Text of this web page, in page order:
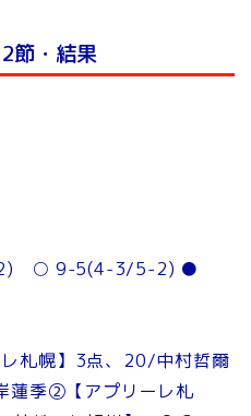
節・結果
×2) ○ 9-5(4-3/5-2) ●
札幌】3点、20/中村哲爾
蓮季②【アプリーレ札